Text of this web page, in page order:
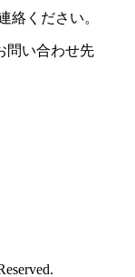
ください。